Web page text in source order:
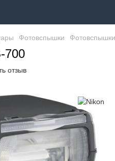
Фотовспышки
700
отзыв